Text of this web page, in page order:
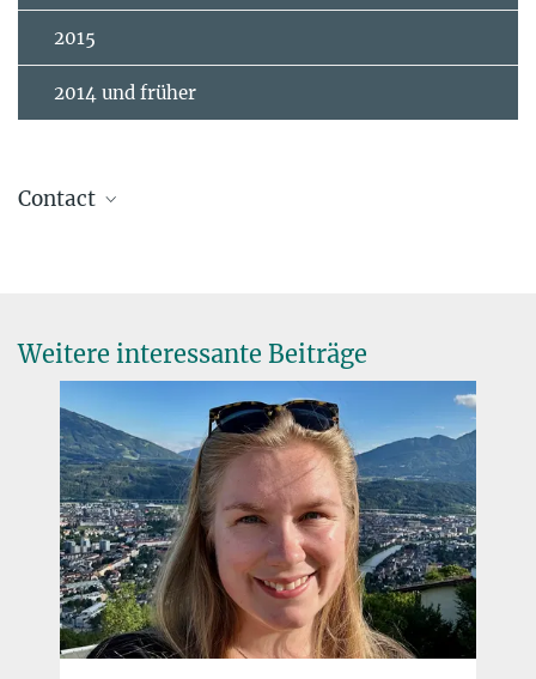
2015
2014 und früher
Contact
Weitere interessante Beiträge